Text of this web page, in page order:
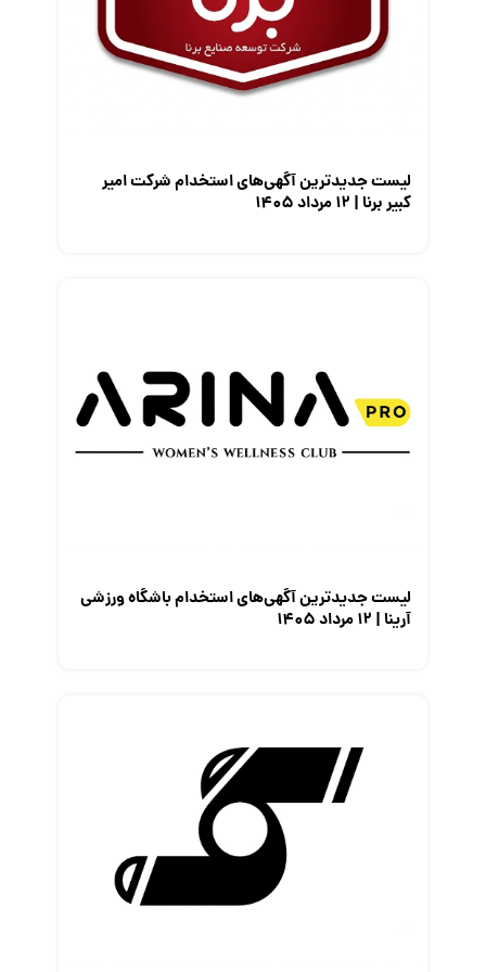
معرفی متخصصان منابع انسانی
لیست جدیدترین آگهی‌های استخدام شرکت امیر
کبیر برنا | ۱۲ مرداد ۱۴۰۵
لیست جدیدترین آگهی‌های استخدام باشگاه ورزشی
آرینا | ۱۲ مرداد ۱۴۰۵